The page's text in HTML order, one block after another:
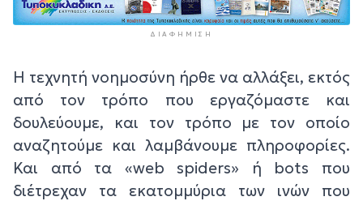
ΔΙΑΦΉΜΙΣΗ
Η τεχνητή νοημοσύνη ήρθε να αλλάξει, εκτός
από τον τρόπο που εργαζόμαστε και
δουλεύουμε, και τον τρόπο με τον οποίο
αναζητούμε και λαμβάνουμε πληροφορίες.
Και από τα «web spiders» ή bots που
διέτρεχαν τα εκατομμύρια των ινών που